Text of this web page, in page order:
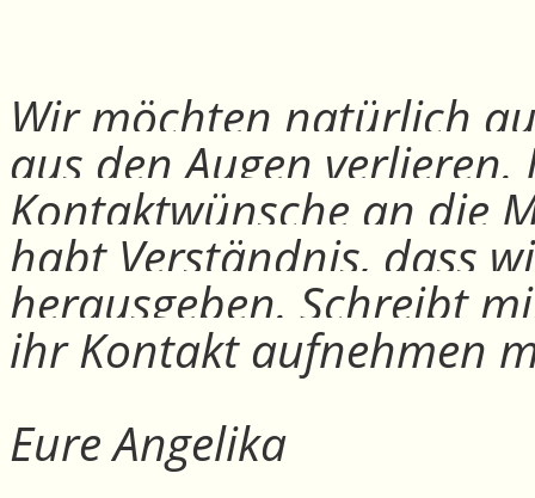
Wir möchten natürlich
aus den Augen
Kontaktwünsche an die
habt Verständnis, dass
herausgeben. Schreibt
ihr Kontakt aufnehmen
Eure Angelika